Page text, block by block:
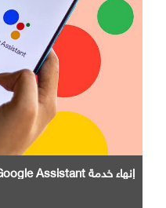
إنهاء خدمة Google Assistant. علي الاجهزه المؤهله